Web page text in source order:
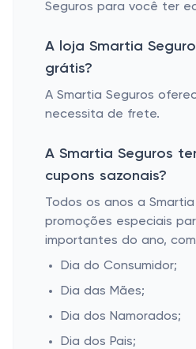
Seguros para você ter
A loja Smartia
grátis?
A Smartia Seguros
necessita de frete.
A Smartia Seguros
cupons sazonais?
Todos os anos a
promoções especiais
importantes do ano,
Dia do Consumidor;
Dia das Mães;
Dia dos Namorados;
Dia dos Pais;